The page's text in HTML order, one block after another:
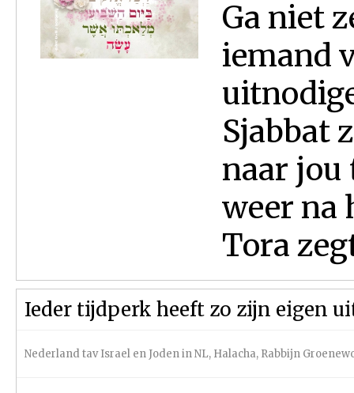
Ga niet
iemand
Sjabbat
naar jou
weer na
Tora
Ieder tijdperk heeft zo zijn eigen
Nederland tav Israel en Joden in NL, Halacha, Rabbijn